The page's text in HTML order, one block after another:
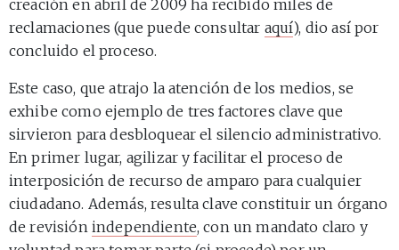
creación en abril de 2009 ha recibido miles de
reclamaciones (que puede consultar aquí), dio así por
concluido el proceso.
Este caso, que atrajo la atención de los medios, se
exhibe como ejemplo de tres factores clave que
sirvieron para desbloquear el silencio administrativo.
En primer lugar, agilizar y facilitar el proceso de
interposición de recurso de amparo para cualquier
ciudadano. Además, resulta clave constituir un órgano
de revisión independiente, con un mandato claro y